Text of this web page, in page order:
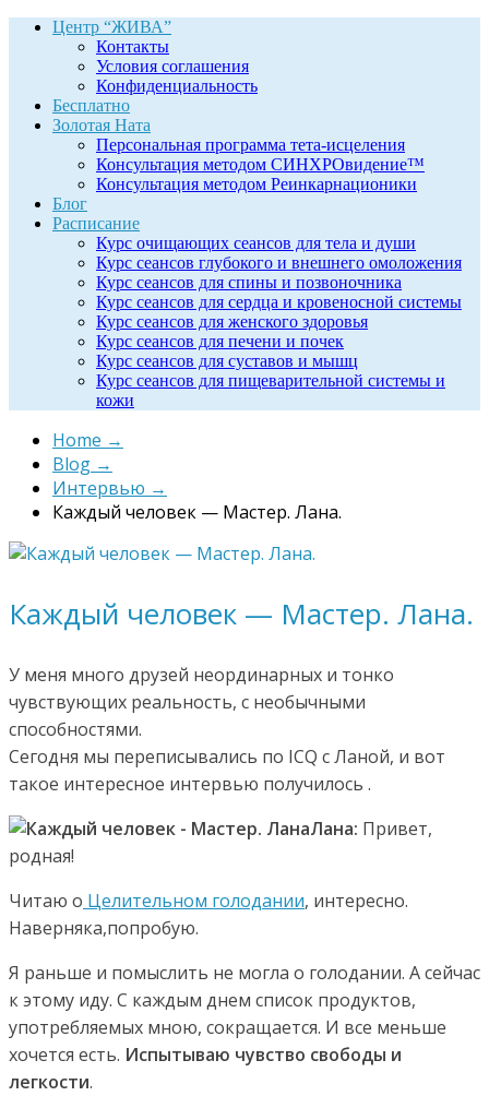
Центр “ЖИВА”
Контакты
Условия соглашения
Конфиденциальность
Бесплатно
Золотая Ната
Персональная программа тета-исцеления
Консультация методом СИНХРОвидение™
Консультация методом Реинкарнационики
Блог
Расписание
Курс очищающих сеансов для тела и души
Курс сеансов глубокого и внешнего омоложения
Курс сеансов для спины и позвоночника
Курс сеансов для сердца и кровеносной системы
Курс сеансов для женского здоровья
Курс сеансов для печени и почек
Курс сеансов для суставов и мышц
Курс сеансов для пищеварительной системы и
кожи
Home →
Blog →
Интервью →
Каждый человек — Мастер. Лана.
Каждый человек — Мастер. Лана.
У меня много друзей неординарных и тонко
чувствующих реальность, с необычными
способностями.
Сегодня мы переписывались по ICQ с Ланой, и вот
такое интересное интервью получилось .
Лана: Привет,
родная!
Читаю о Целительном голодании, интересно.
Наверняка,попробую.
Я раньше и помыслить не могла о голодании. А сейчас
к этому иду. С каждым днем список продуктов,
употребляемых мною, сокращается. И все меньше
хочется есть. Испытываю чувство свободы и
легкости.